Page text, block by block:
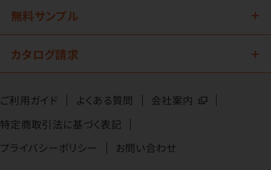
無料サンプル
カタログ請求
ご利用ガイド よくある質問
会社案内
特定商取引法に基づく表記
プライバシーポリシー
お問い合わせ